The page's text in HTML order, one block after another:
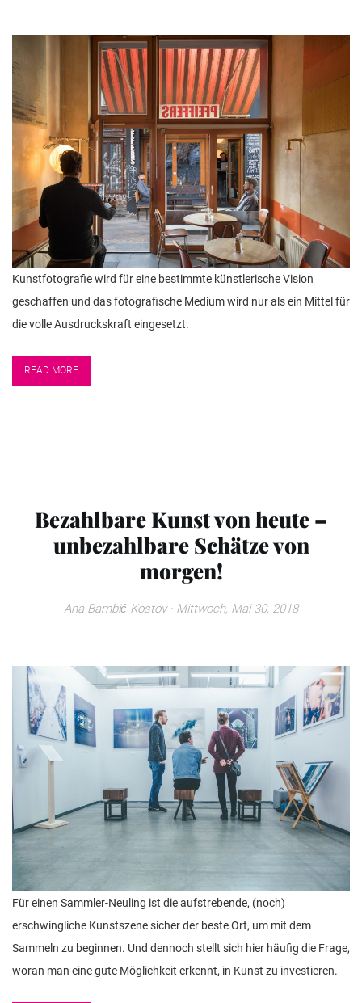
Kunstfotografie wird für eine bestimmte künstlerische Vision
geschaffen und das fotografische Medium wird nur als ein Mittel für
die volle Ausdruckskraft eingesetzt.
READ MORE
Bezahlbare Kunst von heute –
unbezahlbare Schätze von
morgen!
Ana Bambić Kostov· Mittwoch, Mai 30, 2018
Für einen Sammler-Neuling ist die aufstrebende, (noch)
erschwingliche Kunstszene sicher der beste Ort, um mit dem
Sammeln zu beginnen. Und dennoch stellt sich hier häufig die Frage,
woran man eine gute Möglichkeit erkennt, in Kunst zu investieren.